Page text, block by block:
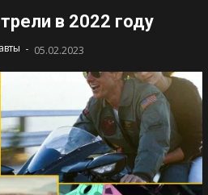
в 2022 году
- 05.02.2023